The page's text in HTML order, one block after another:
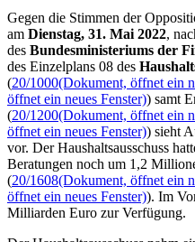
Der Haushaltsausschuss nahm
und Dokumentationszentrum
nationalsozialistischen
in den Etat auf. Damit erhöhen
Wiedergutmachung von NS-
Euro. Für die kommenden
Verpflichtungsermächtigungen
ausgebracht. Weitere
Gegenfinanzierung.
Personalausgaben
Größter Posten im